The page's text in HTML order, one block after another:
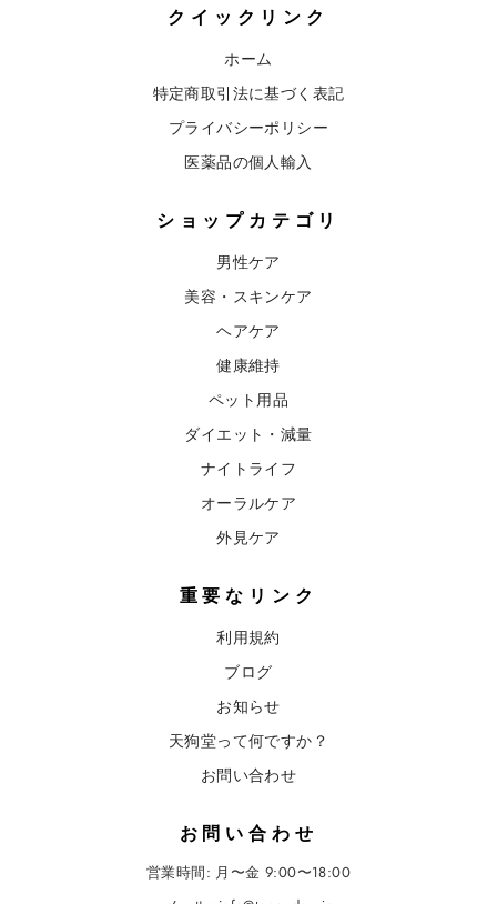
クイックリンク
ホーム
特定商取引法に基づく表記
プライバシーポリシー
医薬品の個人輸入
ショップカテゴリ
男性ケア
美容・スキンケア
ヘアケア
健康維持
ペット用品
ダイエット・減量
ナイトライフ
オーラルケア
外見ケア
重要なリンク
利用規約
ブログ
お知らせ
天狗堂って何ですか？
お問い合わせ
お問い合わせ
営業時間: 月〜金 9:00〜18:00